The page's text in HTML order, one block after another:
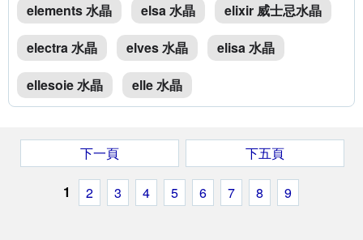
elements 水晶
elsa 水晶
elixir 威士忌水晶
electra 水晶
elves 水晶
elisa 水晶
ellesoie 水晶
elle 水晶
下一頁 下五頁
1 2 3 4 5 6 7 8 9